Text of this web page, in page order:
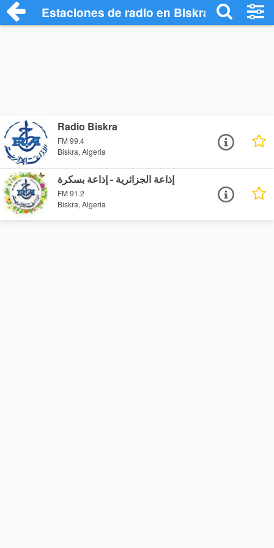
Estaciones de radio en Biskra -
Radio Biskra
FM 99.4
Biskra, Algeria
إذاعة الجزائرية - إذاعة بسكرة
FM 91.2
Biskra, Algeria